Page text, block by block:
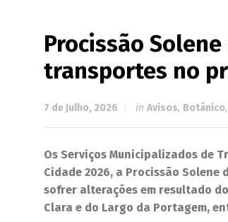
Procissão
transportes no
7 de Julho, 2026 in Avisos, Botânico,
Os Serviços Municipalizados de
Cidade 2026, a Procissão
sofrer alterações em resultado
Clara e do Largo da Portagem,